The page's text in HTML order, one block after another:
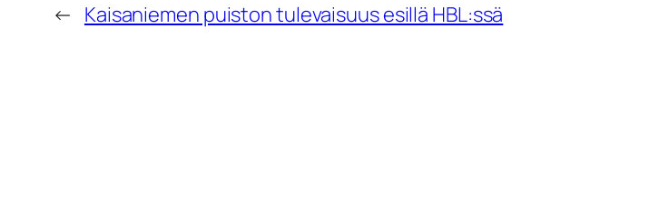
← Kaisaniemen puiston tulevaisuus esillä HBL:ssä